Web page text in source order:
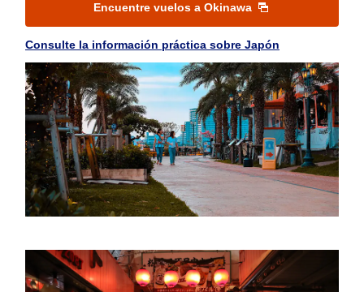
Encuentre vuelos a Okinawa
Consulte la información práctica sobre Japón